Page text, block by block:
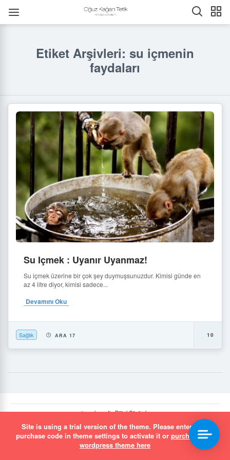
Etiket Arşivleri: su içmenin
faydaları
Su Içmek : Uyanır Uyanmaz!
Su içmek üzerine bir çok şey duymuşsunuzdur. Kimisi günde en
az 4 litre diyor, kimisi sadece...
Devamını Oku
Sağlık ARA 17 10
simurgh.media Dijital Çözümler
Site is using a trial version of the theme. Please enter your
purchase code in theme settings to activate it or purchase this
wordpress theme here